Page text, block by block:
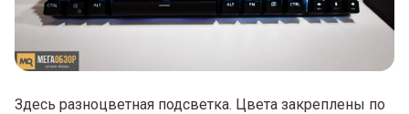
Здесь разноцветная подсветка. Цвета закреплены по